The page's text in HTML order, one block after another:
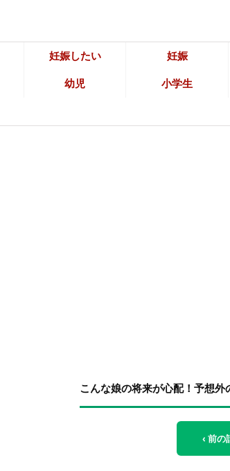
妊娠したい 妊娠
幼児 小学生
こんな娘の将来が心配！予想外
‹ 前の